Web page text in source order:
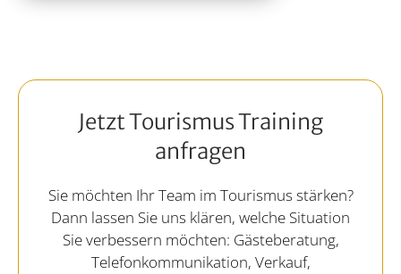
Jetzt Tourismus Training
anfragen
Sie möchten Ihr Team im Tourismus stärken?
Dann lassen Sie uns klären, welche Situation
Sie verbessern möchten: Gästeberatung,
Telefonkommunikation, Verkauf,